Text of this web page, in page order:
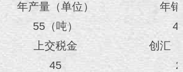
年产量（单位）
年
55（吨）
上交税金
创汇
45